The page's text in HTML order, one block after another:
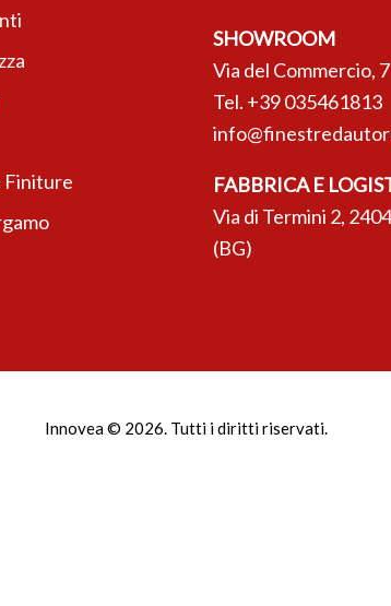
Finiture
SHOWROOM
Via del Commercio,
Tel. +39 035461813
FABBRICA E
Via di Termini 2,
(BG)
Innovea © 2026. Tutti i diritti riservati.